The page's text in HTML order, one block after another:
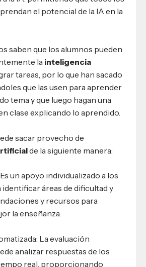
el potencial de la IA en la
saben que los alumnos pueden
la inteligencia
tareas, por lo que han sacado
que las usen para aprender
tema y que luego hagan una
clase explicando lo aprendido.
sacar provecho de
de la siguiente manera:
un apoyo individualizado a los
áreas de dificultad y
y recursos para
la enseñanza.
La evaluación
analizar respuestas de los
real, proporcionando